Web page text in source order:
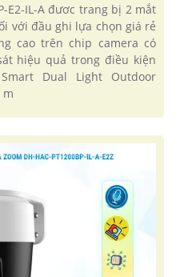
E2-IL-A đươc trang bị 2 mắt
với đầu ghi lựa chọn giá rẻ
cao trên chip camera có
hiệu quả trong điều kiện
Dual Light Outdoor
m